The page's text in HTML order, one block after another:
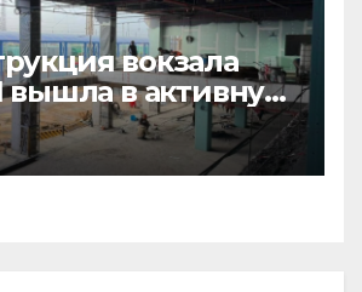
вокзала
вышла в активную